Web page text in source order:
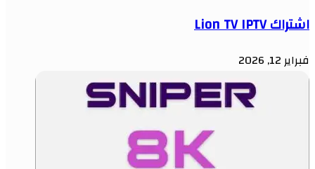
اشتراك Lion TV IPTV
فبراير 12, 2026